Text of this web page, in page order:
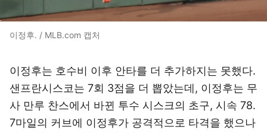
이정후. / MLB.com 캡처
이정후는 호수비 이후 안타를 더 추가하지는 못했다.
샌프란시스코는 7회 3점을 더 뽑았는데, 이정후는 무
사 만루 찬스에서 바뀐 투수 시스크의 초구, 시속 78.
7마일의 커브에 이정후가 공격적으로 타격을 했으나